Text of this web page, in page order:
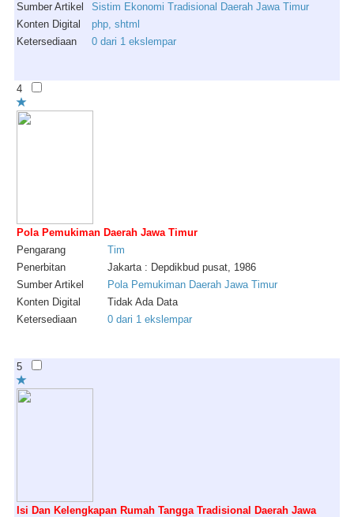
Sumber Artikel
Sistim Ekonomi Tradisional Daerah Jawa Timur
Konten Digital
php, shtml
Ketersediaan
0 dari 1 ekslempar
4
Pola Pemukiman Daerah Jawa Timur
Pengarang
Tim
Penerbitan
Jakarta : Depdikbud pusat, 1986
Sumber Artikel
Pola Pemukiman Daerah Jawa Timur
Konten Digital
Tidak Ada Data
Ketersediaan
0 dari 1 ekslempar
5
Isi Dan Kelengkapan Rumah Tangga Tradisional Daerah Jawa